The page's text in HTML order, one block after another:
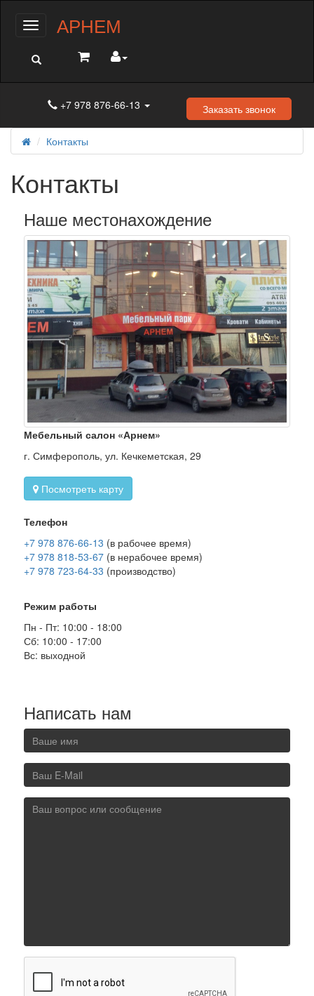
МенюАРНЕМ
+7 978 876-66-13 Заказать звонок
Контакты
Контакты
Наше местонахождение
Мебельный салон «Арнем»
г. Симферополь, ул. Кечкеметская, 29
Посмотреть карту
Телефон
+7 978 876-66-13 (в рабочее время)
+7 978 818-53-67 (в нерабочее время)
+7 978 723-64-33 (производство)
Режим работы
Пн - Пт: 10:00 - 18:00
Сб: 10:00 - 17:00
Вс: выходной
Написать нам